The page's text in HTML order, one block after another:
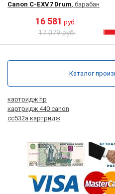
Canon C-EXV7 Drum, барабан
16 581 руб.
17 079 руб.
картридж hp
картридж 440 canon
cc532a картридж